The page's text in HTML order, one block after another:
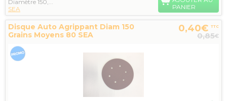
Diamètre 150,...
SEA
PANIER
Disque Auto Agrippant Diam 150
Grains Moyens 80 SEA
0,40€ TTC
0,85€